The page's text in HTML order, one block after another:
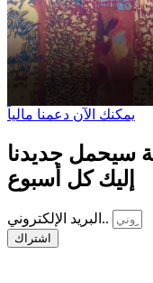
يمكنك الآن دعمنا مالياً
سيحمل جديدنا
إليك كل أسبوع
البريد الإلكتروني..
اشتراك